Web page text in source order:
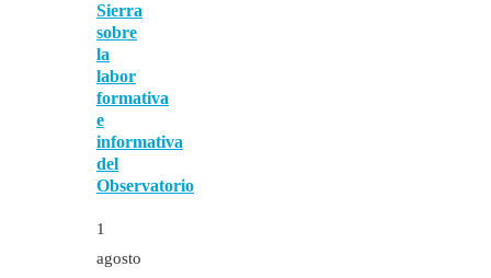
Sierra
sobre
la
labor
formativa
e
informativa
del
Observatorio
1
agosto